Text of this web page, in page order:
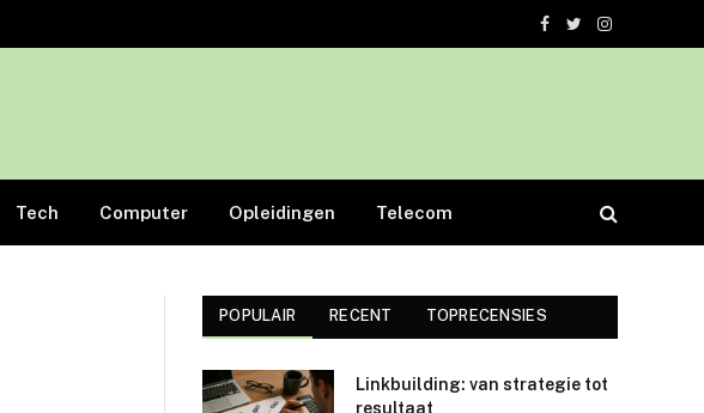
Facebook
TwitterInstagram
Tech Computer Opleidingen Telecom
POPULAIR RECENT TOPRECENSIES
Linkbuilding: van strategie tot
resultaat